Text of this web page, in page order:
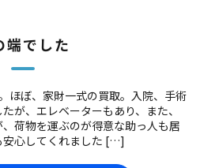
端でした
ほぼ、家財一式の買取。入院、手術
が、エレベーターもあり、また、
荷物を運ぶのが得意な助っ人も居
安心してくれました […]